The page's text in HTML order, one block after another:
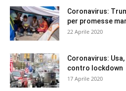
Coronavirus:
per promesse
22 Aprile 2020
Coronavirus: Usa,
contro lockdown
17 Aprile 2020